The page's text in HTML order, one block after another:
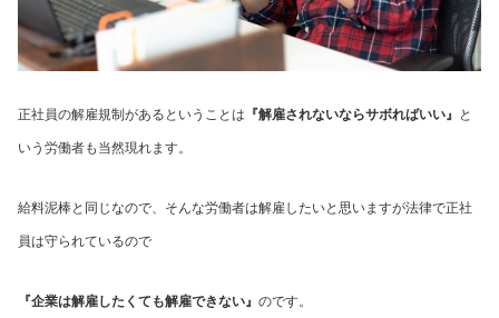
正社員の解雇規制があるということは 『解雇されないならサボればいい』 と
いう労働者も当然現れます。
給料泥棒と同じなので、そんな労働者は解雇したいと思いますが法律で正社
員は守られているので
『企業は解雇したくても解雇できない』 のです。